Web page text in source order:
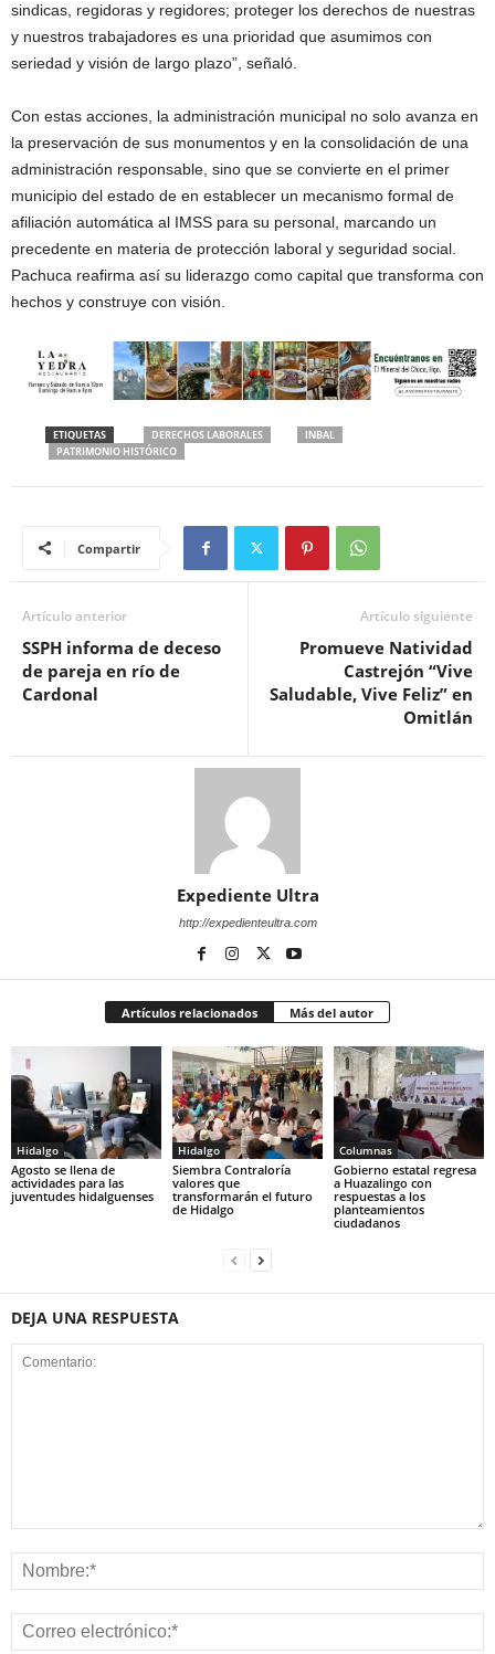
sindicas, regidoras y regidores; proteger los derechos de nuestras
y nuestros trabajadores es una prioridad que asumimos con
seriedad y visión de largo plazo”, señaló.
Con estas acciones, la administración municipal no solo avanza en
la preservación de sus monumentos y en la consolidación de una
administración responsable, sino que se convierte en el primer
municipio del estado de en establecer un mecanismo formal de
afiliación automática al IMSS para su personal, marcando un
precedente en materia de protección laboral y seguridad social.
Pachuca reafirma así su liderazgo como capital que transforma con
hechos y construye con visión.
ETIQUETAS DERECHOS LABORALES
INBAL
PATRIMONIO HISTÓRICO
Compartir
Artículo anterior
SSPH informa de deceso
de pareja en río de
Cardonal
Artículo siguiente
Promueve Natividad
Castrejón “Vive
Saludable, Vive Feliz” en
Omitlán
Expediente Ultra
http://expedienteultra.com
Artículos relacionados Más del autor
Hidalgo
Agosto se llena de
actividades para las
juventudes hidalguenses
Hidalgo
Siembra Contraloría
valores que
transformarán el futuro
de Hidalgo
Columnas
Gobierno estatal regresa
a Huazalingo con
respuestas a los
planteamientos
ciudadanos
DEJA UNA RESPUESTA